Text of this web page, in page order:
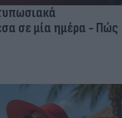
σε μία ημέρα - Πώς